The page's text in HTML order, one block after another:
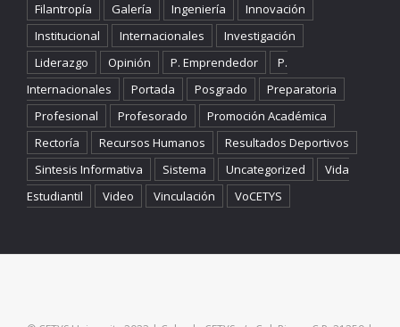
Filantropía
Galería Ingeniería
Innovación
Institucional
Internacionales
Investigación
Liderazgo
Opinión P. Emprendedor
P.
Internacionales
Portada Posgrado
Preparatoria
Profesional
Profesorado
Promoción Académica
Rectoría
Recursos Humanos
Resultados Deportivos
Sintesis Informativa
Sistema Uncategorized
Vida
Estudiantil
Video Vinculación VoCETYS